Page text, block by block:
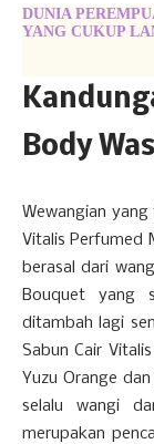
DUNIA
YANG CUKUP
Body
Wewangian
Vitalis Perfumed
berasal dari
Bouquet yang
ditambah lagi
Sabun Cair
Yuzu Orange
selalu wangi
merupakan